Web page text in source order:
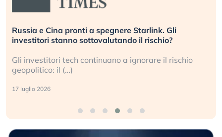
Russia e Cina pronti a spegnere Starlink. Gli
investitori stanno sottovalutando il rischio?
Gli investitori tech continuano a ignorare il rischio
geopolitico: il (…)
17 luglio 2026